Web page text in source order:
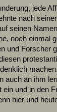
jede
nach
seinen
noch einmal
und Forscher
auch an ihm
und in den
hier und